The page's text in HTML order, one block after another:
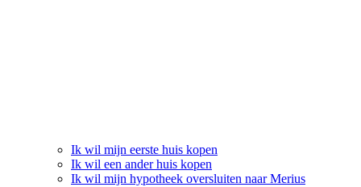
Ik wil mijn eerste huis kopen
Ik wil een ander huis kopen
Ik wil mijn hypotheek oversluiten naar Merius